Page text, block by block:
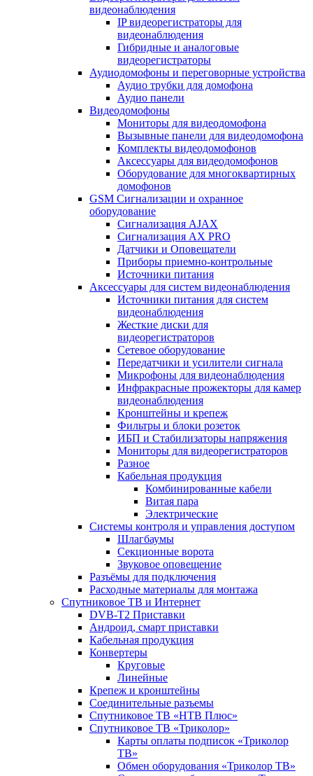
видеонаблюдения
IP видеорегистраторы для
видеонаблюдения
Гибридные и аналоговые
видеорегистраторы
Аудиодомофоны и переговорные устройства
Аудио трубки для домофона
Аудио панели
Видеодомофоны
Мониторы для видеодомофона
Вызывные панели для видеодомофона
Комплекты видеодомофонов
Аксессуары для видеодомофонов
Оборудование для многоквартирных
домофонов
GSM Сигнализации и охранное
оборудование
Сигнализация AJAX
Сигнализация AX PRO
Датчики и Оповещатели
Приборы приемно-контрольные
Источники питания
Аксессуары для систем видеонаблюдения
Источники питания для систем
видеонаблюдения
Жесткие диски для
видеорегистраторов
Сетевое оборудование
Передатчики и усилители сигнала
Микрофоны для видеонаблюдения
Инфракрасные прожекторы для камер
видеонаблюдения
Кронштейны и крепеж
Фильтры и блоки розеток
ИБП и Стабилизаторы напряжения
Мониторы для видеорегистраторов
Разное
Кабельная продукция
Комбинированные кабели
Витая пара
Электрические
Системы контроля и управления доступом
Шлагбаумы
Секционные ворота
Звуковое оповещение
Разъёмы для подключения
Расходные материалы для монтажа
Спутниковое ТВ и Интернет
DVB-Т2 Приставки
Андроид, смарт приставки
Кабельная продукция
Конвертеры
Круговые
Линейные
Крепеж и кронштейны
Соединительные разъемы
Спутниковое ТВ «НТВ Плюс»
Спутниковое ТВ «Триколор»
Карты оплаты подписок «Триколор
ТВ»
Обмен оборудования «Триколор ТВ»